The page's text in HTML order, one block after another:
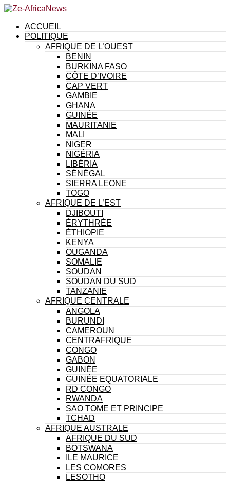
ACCUEIL
POLITIQUE
AFRIQUE DE L’OUEST
BENIN
BURKINA FASO
CÔTE D’IVOIRE
CAP VERT
GAMBIE
GHANA
GUINÉE
MAURITANIE
MALI
NIGER
NIGÉRIA
LIBÉRIA
SÉNÉGAL
SIERRA LEONE
TOGO
AFRIQUE DE L’EST
DJIBOUTI
ÉRYTHRÉE
ÉTHIOPIE
KENYA
OUGANDA
SOMALIE
SOUDAN
SOUDAN DU SUD
TANZANIE
AFRIQUE CENTRALE
ANGOLA
BURUNDI
CAMEROUN
CENTRAFRIQUE
CONGO
GABON
GUINÉE
GUINÉE EQUATORIALE
RD CONGO
RWANDA
SAO TOME ET PRINCIPE
TCHAD
AFRIQUE AUSTRALE
AFRIQUE DU SUD
BOTSWANA
ILE MAURICE
LES COMORES
LESOTHO